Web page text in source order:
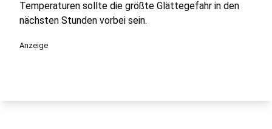
Temperaturen sollte die größte Glättegefahr in den
nächsten Stunden vorbei sein.
Anzeige